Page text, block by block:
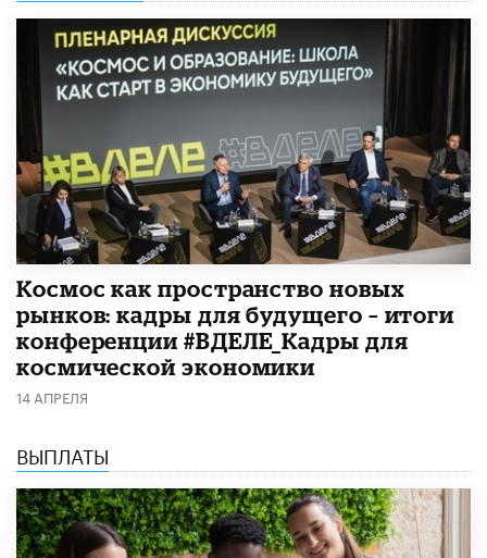
Космос как пространство новых
рынков: кадры для будущего – итоги
конференции #ВДЕЛЕ_Кадры для
космической экономики
14 АПРЕЛЯ
ВЫПЛАТЫ